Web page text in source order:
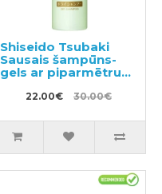
Shiseido Tsubaki
Sausais šampūns-
gels ar piparmētru
22.00€ 30.00€